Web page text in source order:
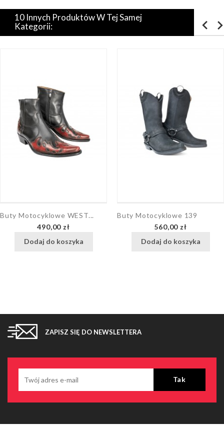
10 Innych Produktów W Tej Samej
Kategorii:
Buty Motocyklowe WEST...
Cena
490,00 zł
Dodaj do koszyka
Buty Motocyklowe 139
Cena
560,00 zł
Dodaj do koszyka
ZAPISZ SIĘ DO NEWSLETTERA